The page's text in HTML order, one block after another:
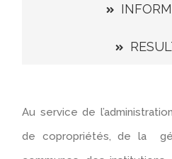
Au service de
de copropriétés, de la